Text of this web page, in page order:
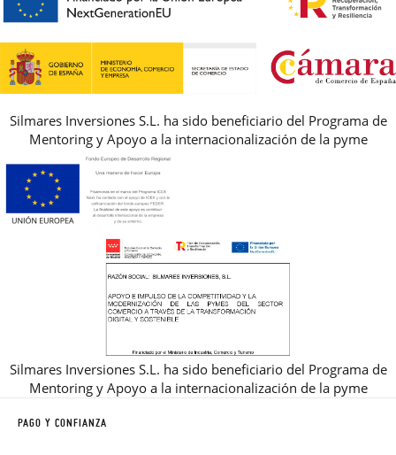
REBAJAS
Silmares Inversiones S.L. ha sido beneficiario del Programa de
Mentoring y Apoyo a la internacionalización de la pyme
Silmares Inversiones S.L. ha sido beneficiario del Programa de
Mentoring y Apoyo a la internacionalización de la pyme
PAGO Y CONFIANZA